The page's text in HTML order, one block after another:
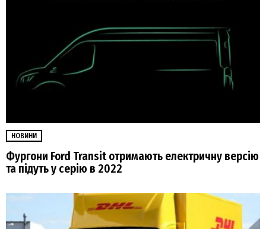
НОВИНИ
Фургони Ford Transit отримають електричну версію
та підуть у серію в 2022